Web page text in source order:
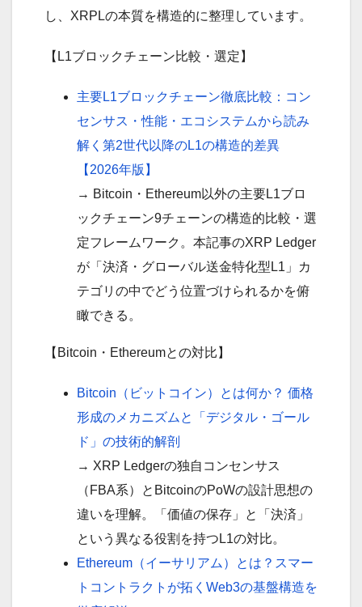
し、XRPLの本質を構造的に整理しています。
【L1ブロックチェーン比較・選定】
主要L1ブロックチェーン徹底比較：コン
センサス・性能・エコシステムから読み
解く第2世代以降のL1の構造的差異
【2026年版】
→ Bitcoin・Ethereum以外の主要L1ブロ
ックチェーン9チェーンの構造的比較・選
定フレームワーク。本記事のXRP Ledger
が「決済・グローバル送金特化型L1」カ
テゴリの中でどう位置づけられるかを俯
瞰できる。
【Bitcoin・Ethereumとの対比】
Bitcoin（ビットコイン）とは何か？ 価格
形成のメカニズムと「デジタル・ゴール
ド」の技術的解剖
→ XRP Ledgerの独自コンセンサス
（FBA系）とBitcoinのPoWの設計思想の
違いを理解。「価値の保存」と「決済」
という異なる役割を持つL1の対比。
Ethereum（イーサリアム）とは？スマー
トコントラクトが拓くWeb3の基盤構造を